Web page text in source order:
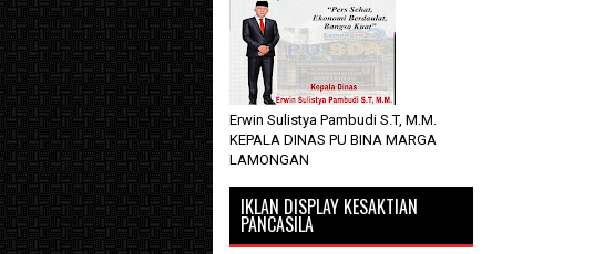
Erwin Sulistya Pambudi S.T, M.M.
KEPALA DINAS PU BINA MARGA
LAMONGAN
IKLAN DISPLAY KESAKTIAN
PANCASILA